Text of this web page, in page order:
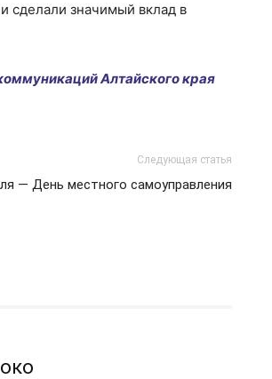
сделали значимый вклад в
Алтайского края
Следующая статья
— День местного самоуправления